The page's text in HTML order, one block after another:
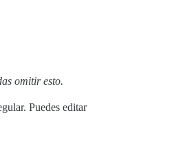
omitir esto.
Puedes editar